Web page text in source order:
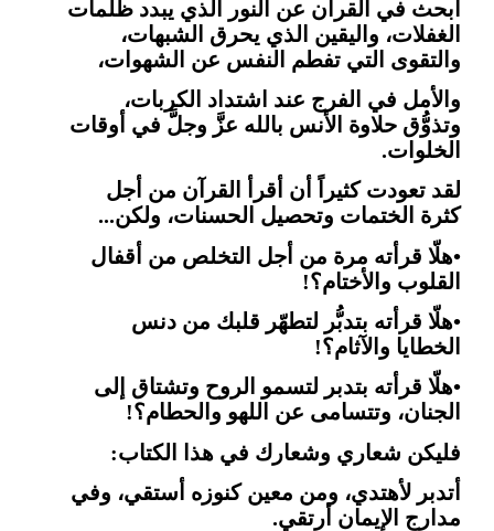
أبحث في القرآن عن النور الذي يبدد ظلمات
الغفلات، واليقين الذي يحرق الشبهات،
والتقوى التي تفطم النفس عن الشهوات،
والأمل في الفرج عند اشتداد الكربات،
وتذوُّق حلاوة الأنس بالله عزَّ وجلَّ في أوقات
الخلوات.
لقد تعودت كثيراً أن أقرأ القرآن من أجل
كثرة الختمات وتحصيل الحسنات، ولكن...
•هلّا قرأته مرة من أجل التخلص من أقفال
القلوب والأختام؟!
•هلّا قرأته بتدبُّر لتطهّر قلبك من دنس
الخطايا والآثام؟!
•هلّا قرأته بتدبر لتسمو الروح وتشتاق إلى
الجنان، وتتسامى عن اللهو والحطام؟!
فليكن شعاري وشعارك في هذا الكتاب:
أتدبر لأهتدي، ومن معين كنوزه أستقي، وفي
مدارج الإيمان أرتقي.